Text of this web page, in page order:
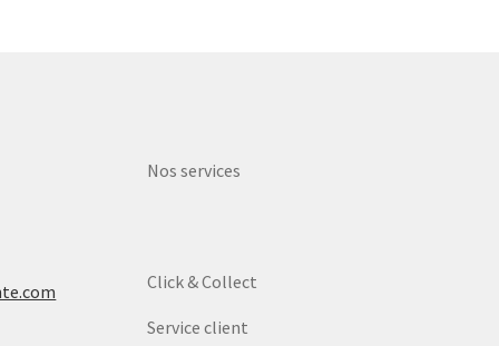
Nos services
Click & Collect
Service client